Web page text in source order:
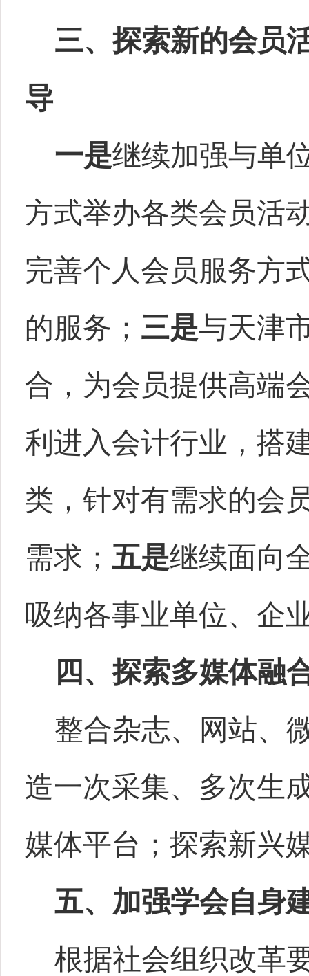
三、探索新的会员
导
一是继续加强与单
方式举办各类会员活
完善个人会员服务方
的服务； 三是与天津
合，为会员提供高端
利进入会计行业，搭
类，针对有需求的会
需求； 五是继续面向
吸纳各事业单位、企
四、探索多媒体融
整合杂志、网站、
造一次采集、多次生
媒体平台；探索新
五、加强学会自身
根据社会组织改革